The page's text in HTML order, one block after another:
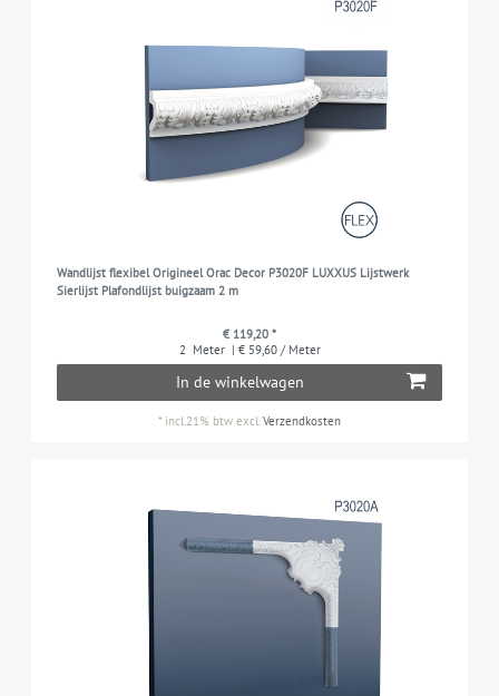
Wandlijst flexibel Origineel Orac Decor P3020F LUXXUS Lijstwerk
Sierlijst Plafondlijst buigzaam 2 m
€ 119,20 *
2 Meter | € 59,60 / Meter
In de winkelwagen
* incl.21% btw excl.Verzendkosten